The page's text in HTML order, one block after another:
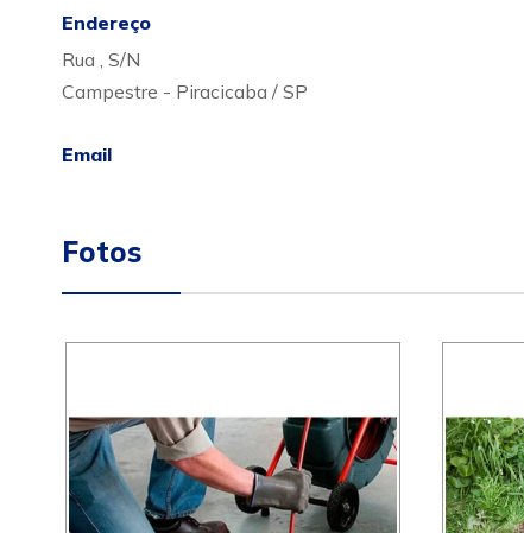
Endereço
Rua , S/N
Campestre - Piracicaba / SP
Email
Fotos